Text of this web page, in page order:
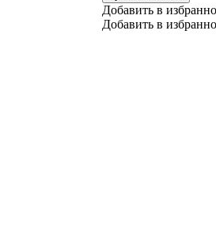
Добавить в
Добавить в